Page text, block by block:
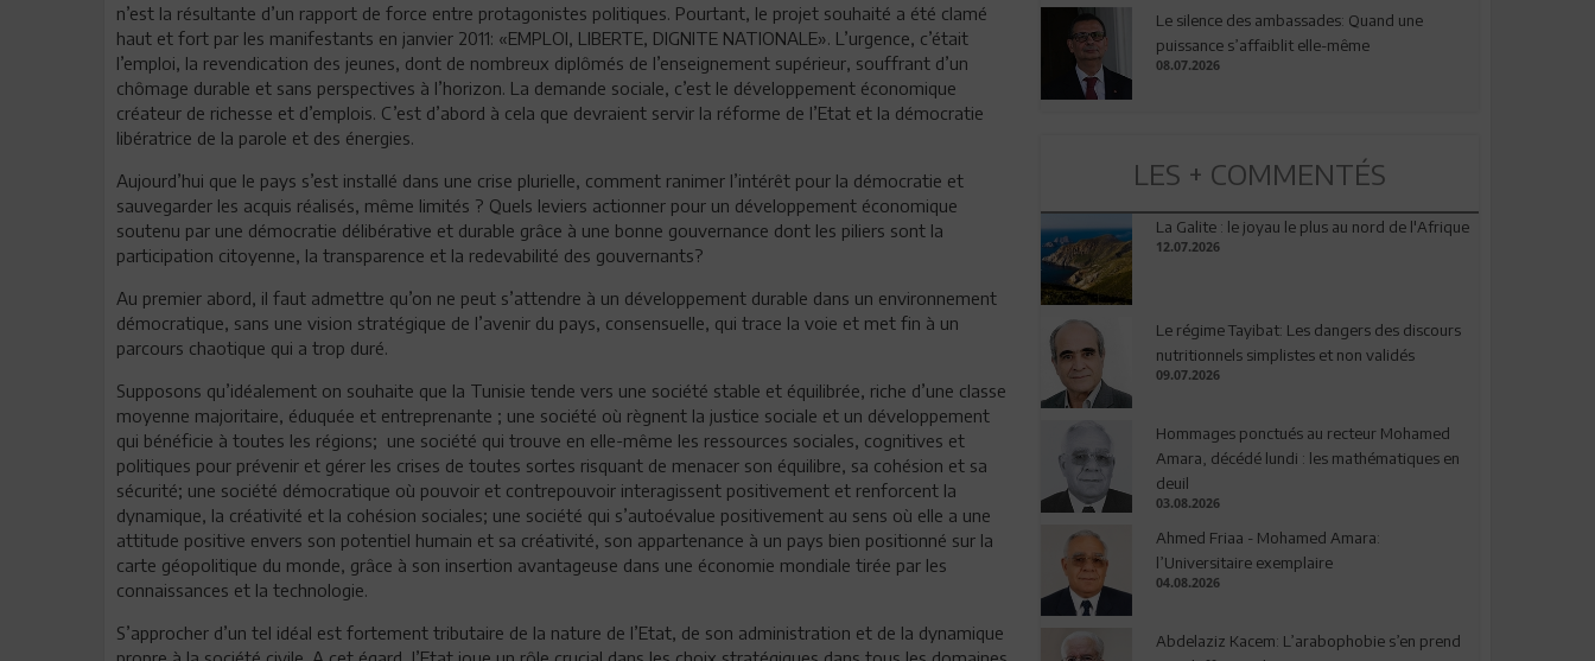
n’est la résultante d’un rapport de force entre protagonistes politiques. Pourtant, le projet souhaité a été clamé
haut et fort par les manifestants en janvier 2011: «EMPLOI, LIBERTE, DIGNITE NATIONALE». L’urgence, c’était
l’emploi, la revendication des jeunes, dont de nombreux diplômés de l’enseignement supérieur, souffrant d’un
chômage durable et sans perspectives à l’horizon. La demande sociale, c’est le développement économique
créateur de richesse et d’emplois. C’est d’abord à cela que devraient servir la réforme de l’Etat et la démocratie
libératrice de la parole et des énergies.
Aujourd’hui que le pays s’est installé dans une crise plurielle, comment ranimer l’intérêt pour la démocratie et
sauvegarder les acquis réalisés, même limités ? Quels leviers actionner pour un développement économique
soutenu par une démocratie délibérative et durable grâce à une bonne gouvernance dont les piliers sont la
participation citoyenne, la transparence et la redevabilité des gouvernants?
Au premier abord, il faut admettre qu’on ne peut s’attendre à un développement durable dans un environnement
démocratique, sans une vision stratégique de l’avenir du pays, consensuelle, qui trace la voie et met fin à un
parcours chaotique qui a trop duré.
Supposons qu’idéalement on souhaite que la Tunisie tende vers une société stable et équilibrée, riche d’une classe
moyenne majoritaire, éduquée et entreprenante ; une société où règnent la justice sociale et un développement
qui bénéficie à toutes les régions; une société qui trouve en elle-même les ressources sociales, cognitives et
politiques pour prévenir et gérer les crises de toutes sortes risquant de menacer son équilibre, sa cohésion et sa
sécurité; une société démocratique où pouvoir et contrepouvoir interagissent positivement et renforcent la
dynamique, la créativité et la cohésion sociales; une société qui s’autoévalue positivement au sens où elle a une
attitude positive envers son potentiel humain et sa créativité, son appartenance à un pays bien positionné sur la
carte géopolitique du monde, grâce à son insertion avantageuse dans une économie mondiale tirée par les
connaissances et la technologie.
S’approcher d’un tel idéal est fortement tributaire de la nature de l’Etat, de son administration et de la dynamique
Le silence des ambassades: Quand une
puissance s’affaiblit elle-même
08.07.2026
LES + COMMENTÉS
La Galite : le joyau le plus au nord de l'Afrique
12.07.2026
Le régime Tayibat: Les dangers des discours
nutritionnels simplistes et non validés
09.07.2026
Hommages ponctués au recteur Mohamed
Amara, décédé lundi : les mathématiques en
deuil
03.08.2026
Ahmed Friaa - Mohamed Amara:
l’Universitaire exemplaire
04.08.2026
Abdelaziz Kacem: L’arabophobie s’en prend